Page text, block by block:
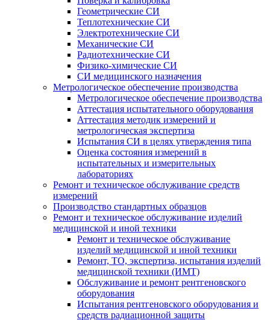
Геометрические СИ
Теплотехнические СИ
Электротехнические СИ
Механические СИ
Радиотехнические СИ
Физико-химические СИ
СИ медицинского назначения
Метрологическое обеспечение производства
Метрологическое обеспечение производства
Аттестация испытательного оборудования
Аттестация методик измерений и
метрологическая экспертиза
Испытания СИ в целях утверждения типа
Оценка состояния измерений в
испытательных и измерительных
лабораториях
Ремонт и техническое обслуживание средств
измерений
Производство стандартных образцов
Ремонт и техническое обслуживание изделий
медицинской и иной техники
Ремонт и техническое обслуживание
изделий медицинской и иной техники
Ремонт, ТО, экспертиза, испытания изделий
медицинской техники (ИМТ)
Обслуживание и ремонт рентгеновского
оборудования
Испытания рентгеновского оборудования и
средств радиационной защиты